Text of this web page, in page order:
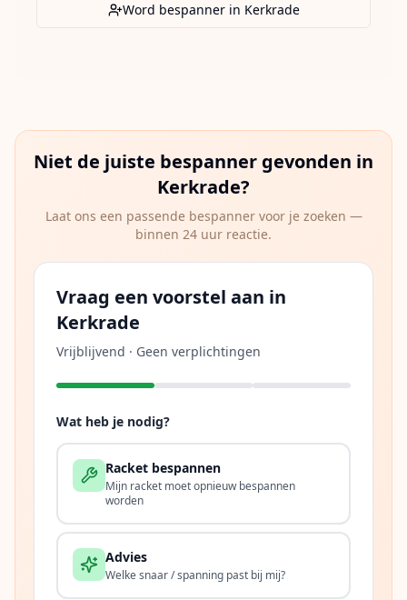
Word bespanner in Kerkrade
Niet de juiste bespanner gevonden in
Kerkrade?
Laat ons een passende bespanner voor je zoeken —
binnen 24 uur reactie.
Vraag een voorstel aan in
Kerkrade
Vrijblijvend · Geen verplichtingen
Wat heb je nodig?
Racket bespannen
Mijn racket moet opnieuw bespannen
worden
Advies
Welke snaar / spanning past bij mij?